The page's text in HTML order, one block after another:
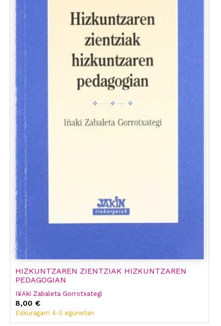
HIZKUNTZAREN ZIENTZIAK HIZKUNTZAREN
PEDAGOGIAN
I¥Aki Zabaleta Gorrotxategi
8,00 €
Eskuragarri 4-5 egunetan